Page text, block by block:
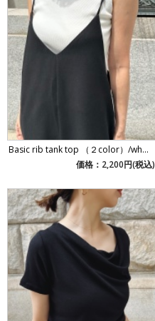
Basic rib tank top （２color）/wh...
価格：2,200円(税込)